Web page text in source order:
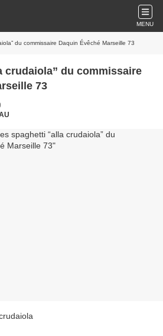
MENU
du commissaire Daquin Évêché Marseille 73
crudaiola” du commissaire
73